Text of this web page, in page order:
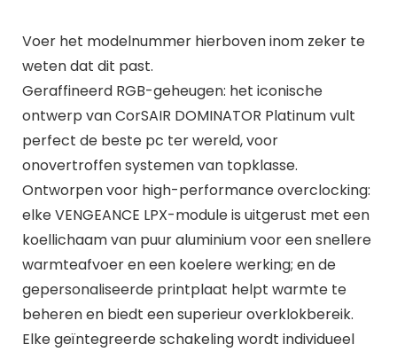
Voer het modelnummer hierboven inom zeker te
weten dat dit past.
Geraffineerd RGB-geheugen: het iconische
ontwerp van CorSAIR DOMINATOR Platinum vult
perfect de beste pc ter wereld, voor
onovertroffen systemen van topklasse.
Ontworpen voor high-performance overclocking:
elke VENGEANCE LPX-module is uitgerust met een
koellichaam van puur aluminium voor een snellere
warmteafvoer en een koelere werking; en de
gepersonaliseerde printplaat helpt warmte te
beheren en biedt een superieur overklokbereik.
Elke geïntegreerde schakeling wordt individueel